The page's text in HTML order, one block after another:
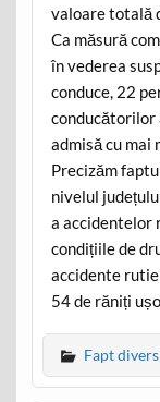
valoare totală
Ca măsură
în vederea
conduce, 22
conducătorilor
admisă cu mai
Precizăm
nivelul
a accidentelor
condițiile de
accidente
54 de răniți
Fapt divers